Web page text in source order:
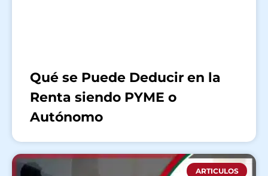
Qué se Puede Deducir en la
Renta siendo PYME o
Autónomo
ARTICULOS